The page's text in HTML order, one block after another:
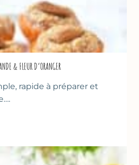
& FLEUR D’ORANGER
rapide à préparer et